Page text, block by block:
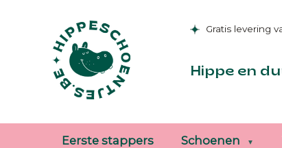
Gratis levering
Hippe en
Eerste stappers Schoenen